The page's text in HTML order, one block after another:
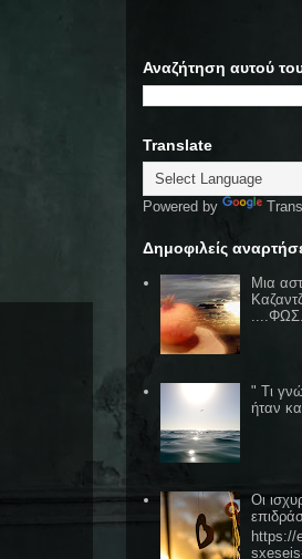
Αναζήτηση αυτού
Translate
Powered by
Δημοφιλείς
Μια
" Τι
ήταν
Οι
https://